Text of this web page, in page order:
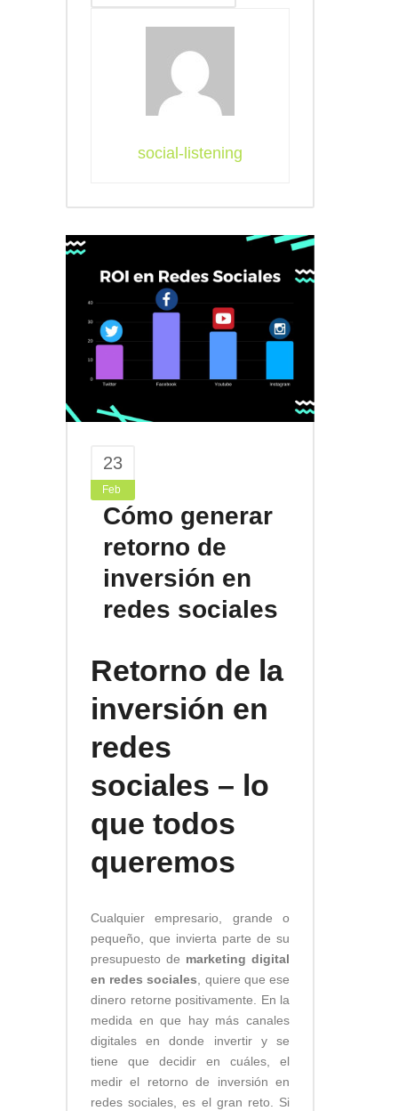
social-listening
23
Feb
Cómo generar
retorno de
inversión en
redes sociales
Retorno de la
inversión en
redes
sociales – lo
que todos
queremos
Cualquier empresario, grande o
pequeño, que invierta parte de su
presupuesto de marketing digital
en redes sociales , quiere que ese
dinero retorne positivamente. En la
medida en que hay más canales
digitales en donde invertir y se
tiene que decidir en cuáles, el
medir el retorno de inversión en
redes sociales, es el gran reto. Si